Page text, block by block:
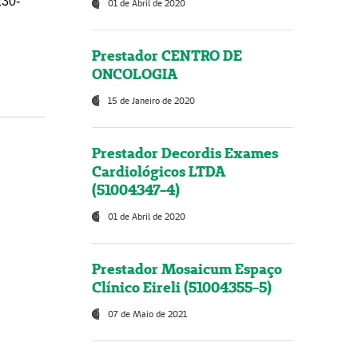
01 de Abril de 2020
Prestador CENTRO DE
ONCOLOGIA
15 de Janeiro de 2020
Prestador Decordis Exames
Cardiológicos LTDA
(51004347-4)
01 de Abril de 2020
Prestador Mosaicum Espaço
Clínico Eireli (51004355-5)
07 de Maio de 2021